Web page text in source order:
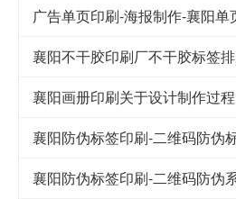
广告单页印刷-海报制作-襄阳单
襄阳不干胶印刷厂不干胶标签
襄阳画册印刷关于设计制作过程
襄阳防伪标签印刷-二维码防伪
襄阳防伪标签印刷-二维码防伪